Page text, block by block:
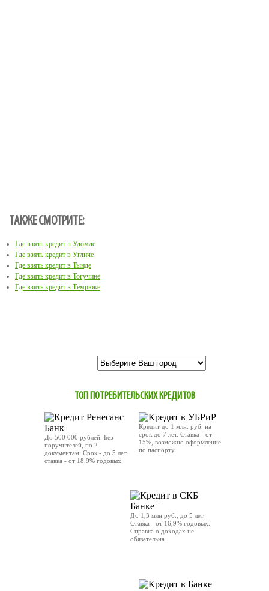
ТАКЖЕ СМОТРИТЕ:
Где взять кредит в Удомле
Где взять кредит в Угличе
Где взять кредит в Тынде
Где взять кредит в Тогучине
Где взять кредит в Темрюке
ТОП ПОТРЕБИТЕЛЬСКИХ КРЕДИТОВ
До 500 000 рублей. Без
поручителей, по 2
документам. Срок - до 5 лет,
ставка - от 18,9% годовых.
Кредит до 1 млн. руб. на
срок до 7 лет. Ставка - от
15%, возможно оформление
по паспорту.
До 1,3 млн руб., до 5 лет.
Ставка - от 16,9% годовых.
Справка о доходах не
обязательна.